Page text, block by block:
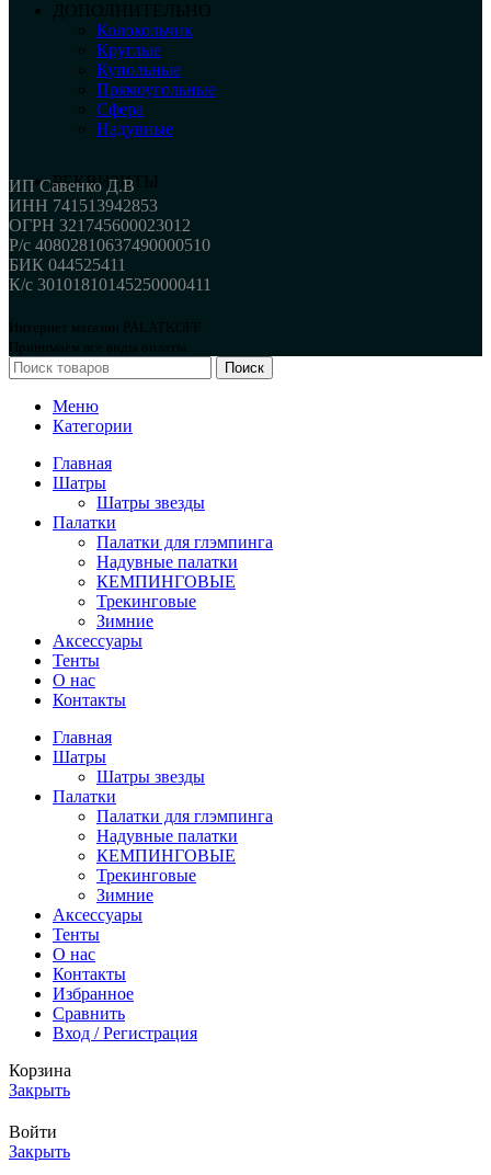
ДОПОЛНИТЕЛЬНО
Колокольчик
Круглые
Купольные
Прямоугольные
Сфера
Надувные
РЕКВИЗИТЫ
ИП Савенко Д.В
ИНН 741513942853
ОГРН 321745600023012
Р/с 40802810637490000510
БИК 044525411
К/с 30101810145250000411
Интернет магазин PALATKOFF
Принимаем все виды оплаты.
Поиск
Меню
Категории
Главная
Шатры
Шатры звезды
Палатки
Палатки для глэмпинга
Надувные палатки
КЕМПИНГОВЫЕ
Трекинговые
Зимние
Аксессуары
Тенты
О нас
Контакты
Главная
Шатры
Шатры звезды
Палатки
Палатки для глэмпинга
Надувные палатки
КЕМПИНГОВЫЕ
Трекинговые
Зимние
Аксессуары
Тенты
О нас
Контакты
Избранное
Сравнить
Вход / Регистрация
Корзина
Закрыть
Войти
Закрыть